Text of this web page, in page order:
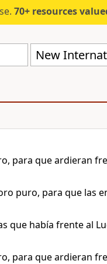
70+ resources valued at
New
para que ardieran
puro, para que las
que había frente al
para que ardieran